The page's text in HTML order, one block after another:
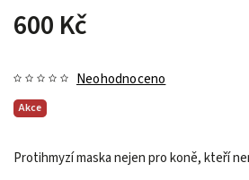
600 Kč
Akce
Neohodnoceno
Protihmyzí maska nejen pro koně, kteří